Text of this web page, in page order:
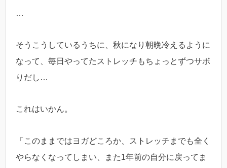
…
そうこうしているうちに、秋になり朝晩冷えるように
なって、毎日やってたストレッチもちょっとずつサボ
りだし…
これはいかん。
「このままではヨガどころか、ストレッチまでも全く
やらなくなってしまい、また1年前の自分に戻ってま